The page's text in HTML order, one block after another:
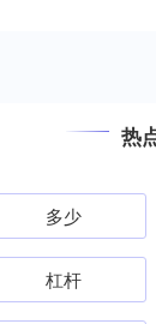
热
多少
杠杆